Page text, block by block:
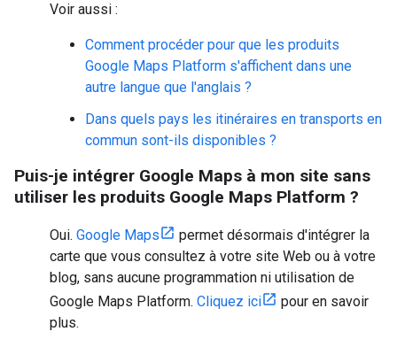
Voir aussi :
Comment procéder pour que les produits
Google Maps Platform s'affichent dans une
autre langue que l'anglais ?
Dans quels pays les itinéraires en transports en
commun sont-ils disponibles ?
Puis-je intégrer Google Maps à mon site sans
utiliser les produits Google Maps Platform ?
Oui. Google Maps
permet désormais d'intégrer la
carte que vous consultez à votre site Web ou à votre
blog, sans aucune programmation ni utilisation de
Google Maps Platform. Cliquez ici
pour en savoir
plus.